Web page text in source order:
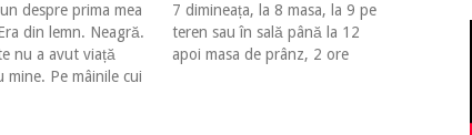
despre prima mea
din lemn. Neagră.
nu a avut viață
mine. Pe mâinile cui
7 dimineața, la 8 masa, la 9 pe
teren sau în sală până la 12
apoi masa de prânz, 2 ore